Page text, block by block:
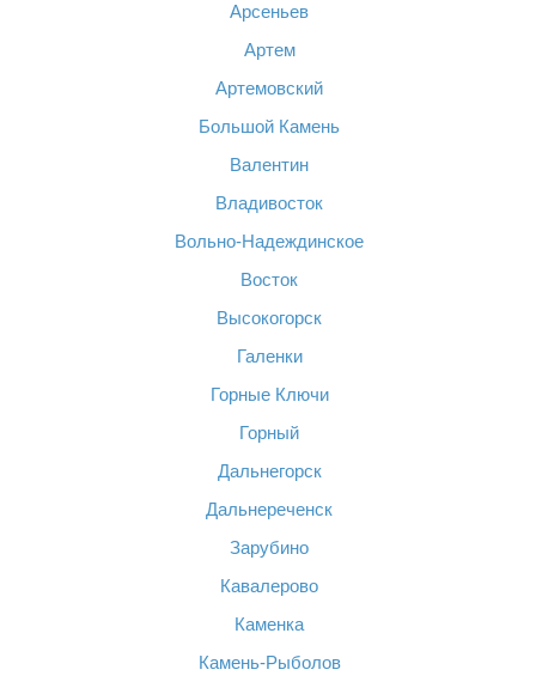
Арсеньев
Артем
Артемовский
Большой Камень
Валентин
Владивосток
Вольно-Надеждинское
Восток
Высокогорск
Галенки
Горные Ключи
Горный
Дальнегорск
Дальнереченск
Зарубино
Кавалерово
Каменка
Камень-Рыболов